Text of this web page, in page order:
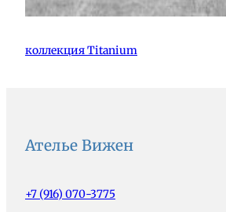
коллекция Titanium
Ателье Вижен
+7 (916) 070-3775